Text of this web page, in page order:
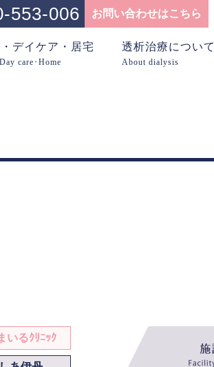
553-006 お問い合わせはこちら
デイケア・居宅
care･Home
透析治療について
About dialysis
いるｸﾘﾆｯｸ